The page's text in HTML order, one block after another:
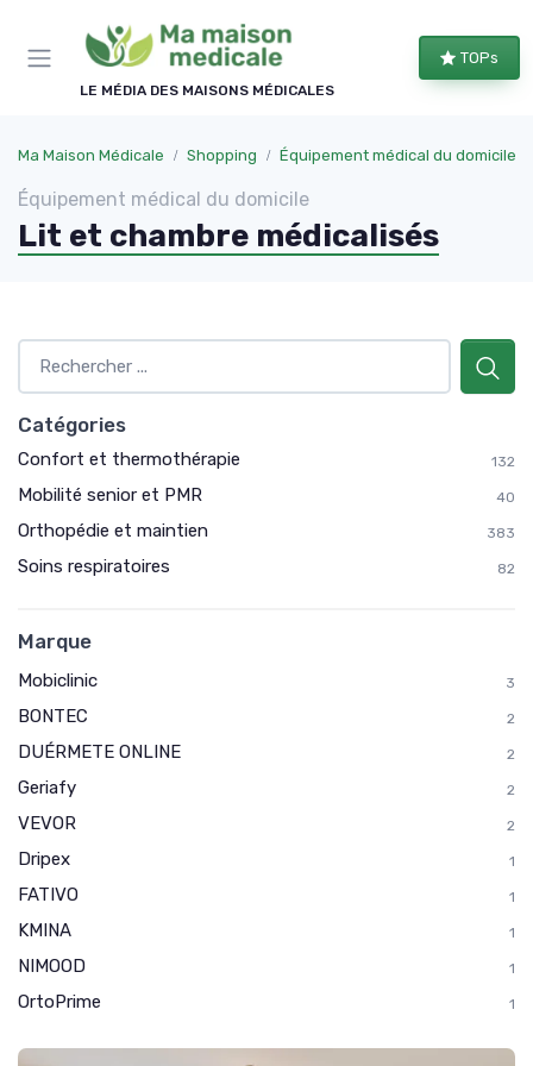
LE MÉDIA DES MAISONS MÉDICALES
TOPs
Ma Maison Médicale Shopping Équipement médical du domicile
Équipement médical du domicile
Lit et chambre médicalisés
Catégories
Confort et thermothérapie 132
Mobilité senior et PMR 40
Orthopédie et maintien 383
Soins respiratoires 82
Marque
Mobiclinic 3
BONTEC 2
DUÉRMETE ONLINE 2
Geriafy 2
VEVOR 2
Dripex 1
FATIVO 1
KMINA 1
NIMOOD 1
OrtoPrime 1